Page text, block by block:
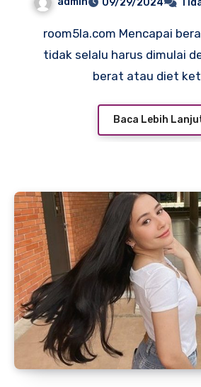
room5la.com Mencapai berat badan ideal
tidak selalu harus dimulai
berat atau diet
Baca Lebih